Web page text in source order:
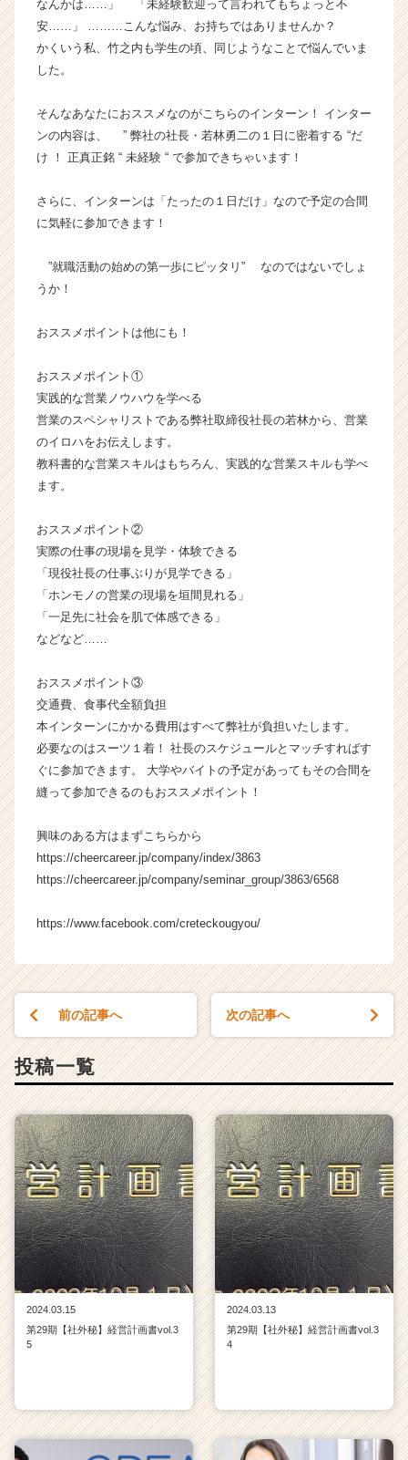
ス
カ
が
届
く
サ
イ
チ
リ
h
e
e
e
r）
なんかは……」 「未経験歓迎って言われてもちょっと不
安……」 ………こんな悩み、お持ちではありませんか？
かくいう私、竹之内も学生の頃、同じようなことで悩んでいま
した。
そんなあなたにおススメなのがこちらのインターン！ インター
ンの内容は、 ” 弊社の社長・若林勇二の１日に密着する “だ
け ！ 正真正銘 “ 未経験 “ で参加できちゃいます！
さらに、インターンは「たったの１日だけ」なので予定の合間
に気軽に参加できます！
”就職活動の始めの第一歩にピッタリ” なのではないでしょ
うか！
おススメポイントは他にも！
おススメポイント①
実践的な営業ノウハウを学べる
営業のスペシャリストである弊社取締役社長の若林から、営業
のイロハをお伝えします。
教科書的な営業スキルはもちろん、実践的な営業スキルも学べ
ます。
おススメポイント②
実際の仕事の現場を見学・体験できる
「現役社長の仕事ぶりが見学できる」
「ホンモノの営業の現場を垣間見れる」
「一足先に社会を肌で体感できる」
などなど……
おススメポイント③
交通費、食事代全額負担
本インターンにかかる費用はすべて弊社が負担いたします。
必要なのはスーツ１着！ 社長のスケジュールとマッチすればす
ぐに参加できます。 大学やバイトの予定があってもその合間を
縫って参加できるのもおススメポイント！
興味のある方はまずこちらから
https://cheercareer.jp/company/index/3863
https://cheercareer.jp/company/seminar_group/3863/6568
https://www.facebook.com/creteckougyou/
前の記事へ 次の記事へ
投稿一覧
2024.03.15
第29期【社外秘】経営計画書vol.3
5
2024.03.13
第29期【社外秘】経営計画書vol.3
4